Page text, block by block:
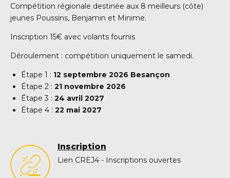
Compétition régionale destinée aux 8 meilleurs (côte)
jeunes Poussins, Benjamin et Minime.
Inscription 15€ avec volants fournis
Déroulement : compétition uniquement le samedi.
Étape 1 : 12 septembre 2026 Besançon
Étape 2 : 21 novembre 2026
Étape 3 : 24 avril 2027
Étape 4 : 22 mai 2027
Inscription
Lien CREJ4 - Inscriptions ouvertes